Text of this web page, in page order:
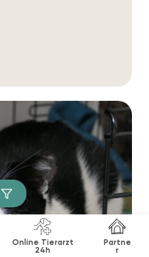
Online Tierarzt
24h
Partne
r